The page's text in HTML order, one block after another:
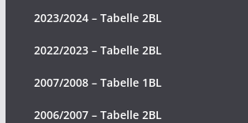
2023/2024 – Tabelle 2BL
2022/2023 – Tabelle 2BL
2007/2008 – Tabelle 1BL
2006/2007 – Tabelle 2BL